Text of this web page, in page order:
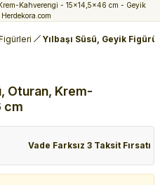
Yılbaşı Süsü, Geyik
Oturan, Krem-
cm
Vade Farksız 3 Taksit Fırsatı